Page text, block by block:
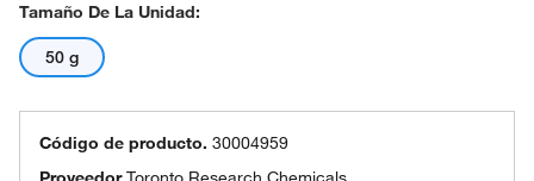
Tamaño De La Unidad:
50 g
Código de producto. 30004959